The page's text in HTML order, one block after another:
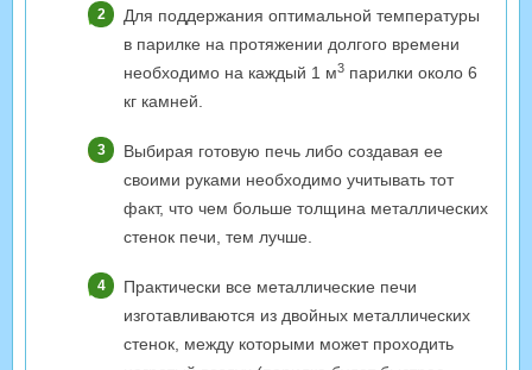
Для поддержания оптимальной температуры
в парилке на протяжении долгого времени
необходимо на каждый 1 м3 парилки около 6
кг камней.
Выбирая готовую печь либо создавая ее
своими руками необходимо учитывать тот
факт, что чем больше толщина металлических
стенок печи, тем лучше.
Практически все металлические печи
изготавливаются из двойных металлических
стенок, между которыми может проходить